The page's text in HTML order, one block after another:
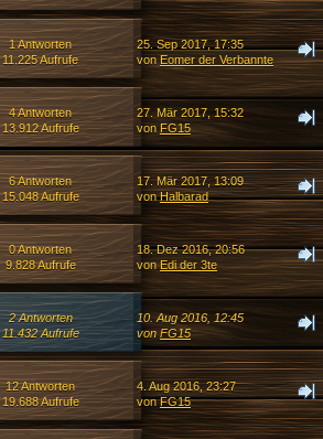
1 Antworten
11.225 Aufrufe
25. Sep 2017, 17:35
vonEomer der Verbannte
4 Antworten
13.912 Aufrufe
27. Mär 2017, 15:32
vonFG15
6 Antworten
15.048 Aufrufe
17. Mär 2017, 13:09
vonHalbarad
0 Antworten
9.828 Aufrufe
18. Dez 2016, 20:56
vonEdi der 3te
2 Antworten
11.432 Aufrufe
10. Aug 2016, 12:45
von FG15
12 Antworten
19.688 Aufrufe
4. Aug 2016, 23:27
vonFG15